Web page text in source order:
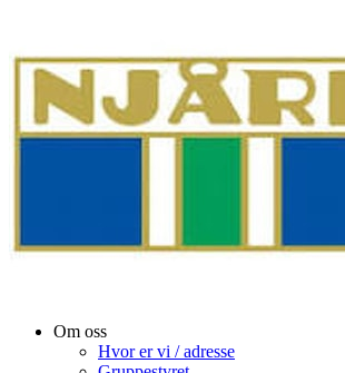
Om oss
Hvor er vi / adresse